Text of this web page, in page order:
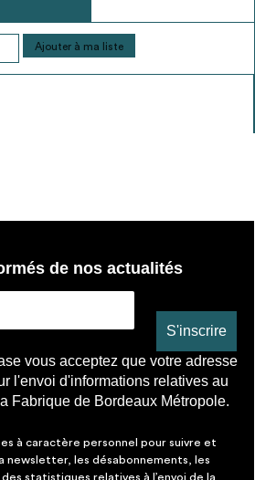
Ajouter à ma liste
de nos actualités
vous acceptez que votre adresse
l'envoi d'informations relatives au
Fabrique de Bordeaux Métropole.
à caractère personnel pour suivre et
newsletter, les désabonnements, les
statistiques relatives à l’envoi de la